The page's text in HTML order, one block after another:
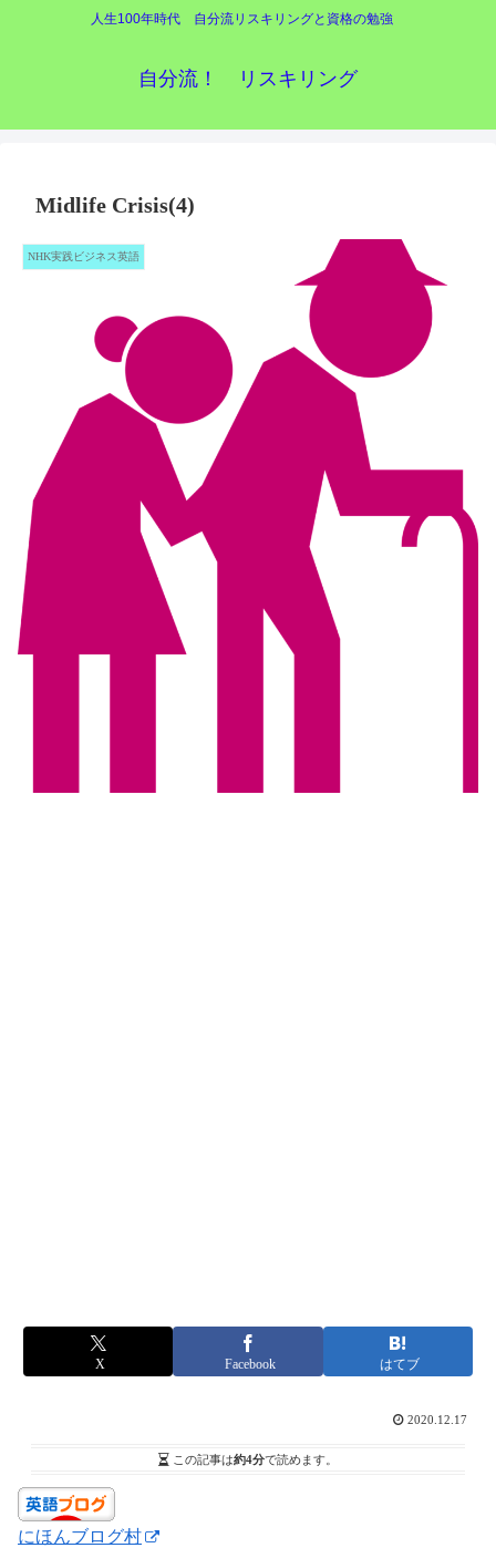
人生100年時代 自分流リスキリングと資格の勉強
自分流！ リスキリング
Midlife Crisis(4)
NHK実践ビジネス英語
X Facebook はてブ
2020.12.17
この記事は約4分で読めます。
にほんブログ村